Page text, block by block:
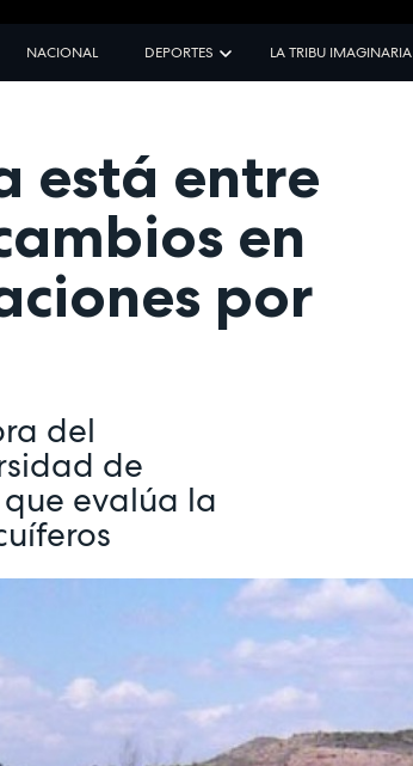
NACIONAL DEPORTES LA TRIBU IMAGINARIA
está entre
en
por
del
de
evalúa la